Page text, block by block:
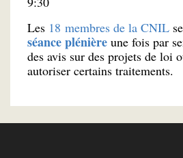
Les 18 membres de la CNIL
séance plénière une fois par
des avis sur des projets de loi
autoriser certains traitements.